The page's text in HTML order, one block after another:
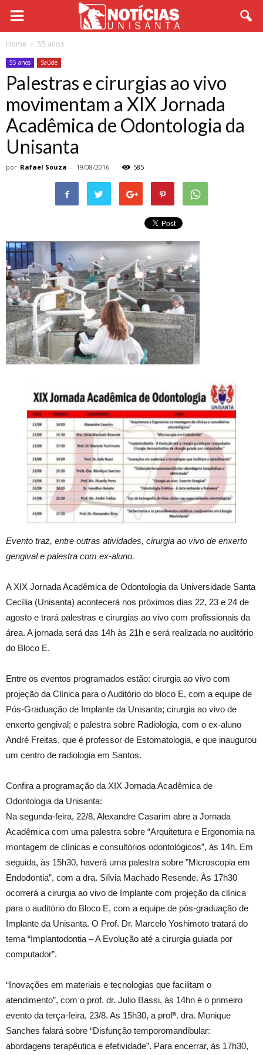
Home 55 anos
55 anos Saúde
Palestras e cirurgias ao vivo
movimentam a XIX Jornada
Acadêmica de Odontologia da
Unisanta
por Rafael Souza - 19/08/2016 585
Evento traz, entre outras atividades, cirurgia ao vivo de enxerto
gengival e palestra com ex-aluno.
A XIX Jornada Acadêmica de Odontologia da Universidade Santa
Cecília (Unisanta) acontecerá nos próximos dias 22, 23 e 24 de
agosto e trará palestras e cirurgias ao vivo com profissionais da
área. A jornada será das 14h às 21h e será realizada no auditório
do Bloco E.
Entre os eventos programados estão: cirurgia ao vivo com
projeção da Clínica para o Auditório do bloco E, com a equipe de
Pós-Graduação de Implante da Unisanta; cirurgia ao vivo de
enxerto gengival; e palestra sobre Radiologia, com o ex-aluno
André Freitas, que é professor de Estomatologia, e que inaugurou
um centro de radiologia em Santos.
Confira a programação da XIX Jornada Acadêmica de
Odontologia da Unisanta:
Na segunda-feira, 22/8, Alexandre Casarim abre a Jornada
Acadêmica com uma palestra sobre “Arquitetura e Ergonomia na
montagem de clínicas e consultórios odontológicos”, às 14h. Em
seguida, às 15h30, haverá uma palestra sobre ”Microscopia em
Endodontia”, com a dra. Sílvia Machado Resende. Às 17h30
ocorrerá a cirurgia ao vivo de Implante com projeção da clínica
para o auditório do Bloco E, com a equipe de pós-graduação de
Implante da Unisanta. O Prof. Dr. Marcelo Yoshimoto tratará do
tema “Implantodontia – A Evolução até a cirurgia guiada por
computador”.
“Inovações em materiais e tecnologias que facilitam o
atendimento”, com o prof. dr. Julio Bassi, às 14hn é o primeiro
evento da terça-feira, 23/8. As 15h30, a profª. dra. Monique
Sanches falará sobre “Disfunção temporomandibular:
abordagens terapêutica e efetividade”. Para encerrar, às 17h30,